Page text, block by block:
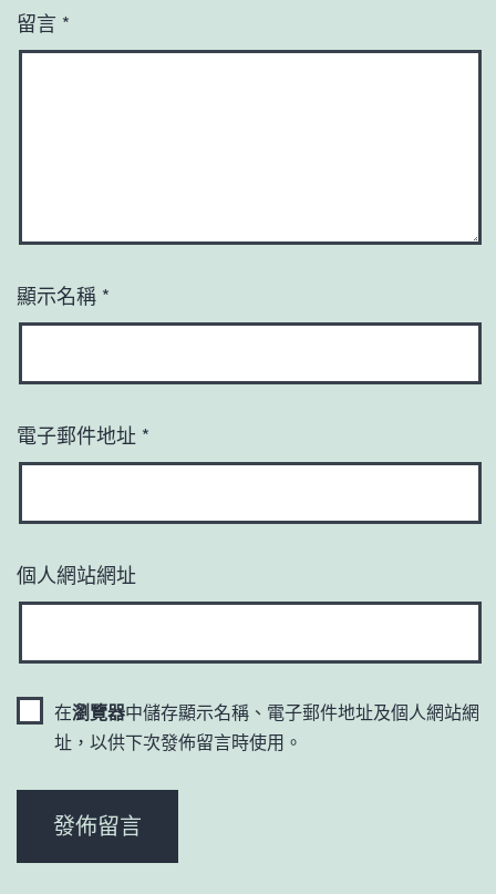
留言 *
顯示名稱 *
電子郵件地址 *
個人網站網址
在瀏覽器中儲存顯示名稱、電子郵件地址及個人網站網
址，以供下次發佈留言時使用。